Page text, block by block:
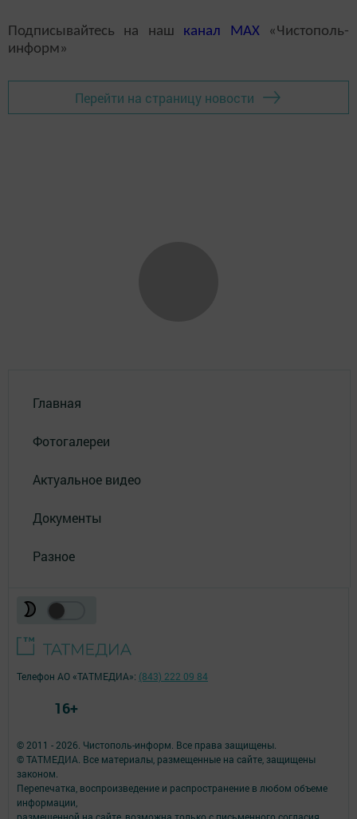
Подписывайтесь на наш канал MAX«Чистополь-
информ»
Перейти на страницу новости
Главная
Фотогалереи
Актуальное видео
Документы
Разное
© 2011 - 2026. Чистополь-информ. Все права защищены.
© ТАТМЕДИА. Все материалы, размещенные на сайте, защищены
законом.
Перепечатка, воспроизведение и распространение в любом объеме
информации,
размещенной на сайте, возможна только с письменного согласия
Телефон АО «ТАТМЕДИА»: (843) 222 09 84
16+